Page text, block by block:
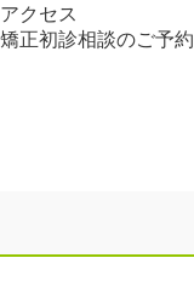
アクセス
矯正初診相談のご予約